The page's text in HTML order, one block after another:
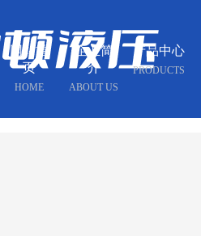
网站首
页
HOME
企业简
介
ABOUT US
产品中心
PRODUCTS